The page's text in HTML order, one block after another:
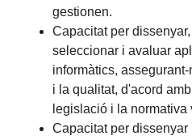
gestionen.
Capacitat per
seleccionar i avaluar
informàtics,
i la qualitat, d'acord
legislació i la normativa
Capacitat per